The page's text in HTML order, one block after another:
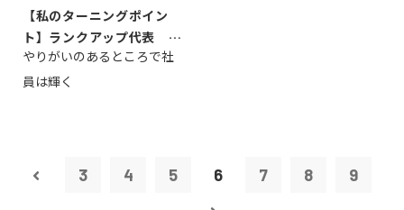
【私のターニングポイン
ト】ランクアップ代表 岩
崎裕美子
やりがいのあるところで社
員は輝く
3 4 5 6 7 8 9